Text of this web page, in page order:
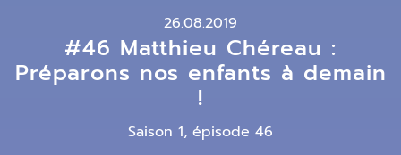
26.08.2019
#46 Matthieu Chéreau :
Préparons nos enfants à demain
!
Saison 1, épisode 46